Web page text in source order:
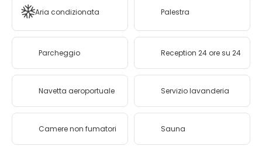
Aria condizionata Palestra
Parcheggio Reception 24 ore su 24
Navetta aeroportuale Servizio lavanderia
Camere non fumatori Sauna